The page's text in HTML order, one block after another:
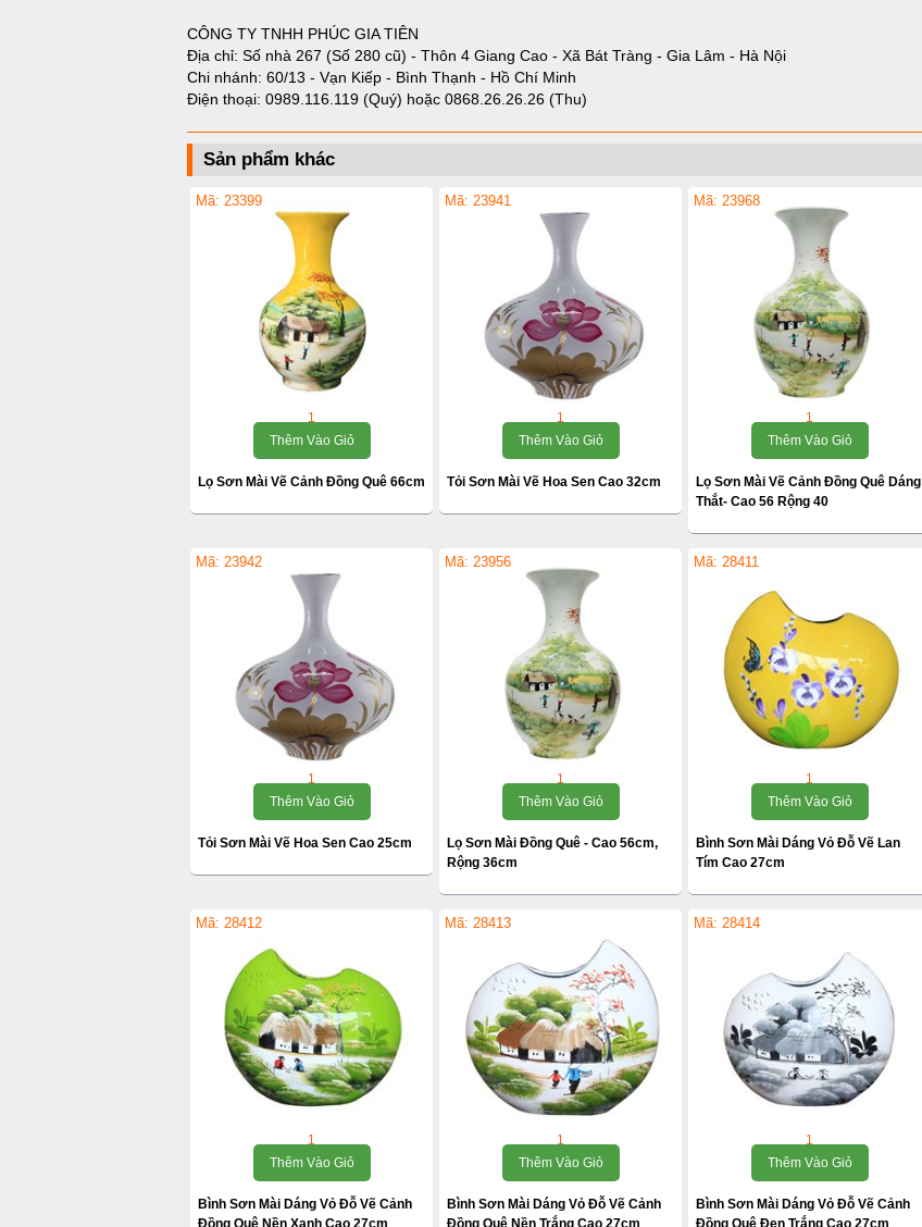
CÔNG TY TNHH PHÚC GIA TIÊN
Địa chỉ: Số nhà 267 (Số 280 cũ) - Thôn 4 Giang Cao - Xã Bát Tràng - Gia Lâm - Hà Nội
Chi nhánh: 60/13 - Vạn Kiếp - Bình Thạnh - Hồ Chí Minh
Điện thoại: 0989.116.119 (Quý) hoặc 0868.26.26.26 (Thu)
Sản phẩm khác
Mã: 23399
1
Thêm Vào Giỏ
Lọ Sơn Mài Vẽ Cảnh Đồng Quê 66cm
Mã: 23941
1
Thêm Vào Giỏ
Tỏi Sơn Mài Vẽ Hoa Sen Cao 32cm
Mã: 23968
1
Thêm Vào Giỏ
Lọ Sơn Mài Vẽ Cảnh Đồng Quê Dáng
Thắt- Cao 56 Rộng 40
Mã: 23942
1
Thêm Vào Giỏ
Tỏi Sơn Mài Vẽ Hoa Sen Cao 25cm
Mã: 23956
1
Thêm Vào Giỏ
Lọ Sơn Mài Đồng Quê - Cao 56cm,
Rộng 36cm
Mã: 28411
1
Thêm Vào Giỏ
Bình Sơn Mài Dáng Vỏ Đỗ Vẽ Lan
Tím Cao 27cm
Mã: 28412
1
Thêm Vào Giỏ
Bình Sơn Mài Dáng Vỏ Đỗ Vẽ Cảnh
Đồng Quê Nền Xanh Cao 27cm
Mã: 28413
1
Thêm Vào Giỏ
Bình Sơn Mài Dáng Vỏ Đỗ Vẽ Cảnh
Đồng Quê Nền Trắng Cao 27cm
Mã: 28414
1
Thêm Vào Giỏ
Bình Sơn Mài Dáng Vỏ Đỗ Vẽ Cảnh
Đồng Quê Đen Trắng Cao 27cm